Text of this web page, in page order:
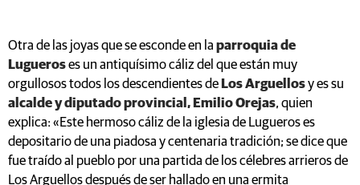
Otra de las joyas que se esconde en la parroquia de
Lugueroses un antiquísimo cáliz del que están muy
orgullosos todos los descendientes de Los Arguellosy es su
alcalde y diputado provincial, Emilio Orejas, quien
explica: «Este hermoso cáliz de la iglesia de Lugueros es
depositario de una piadosa y centenaria tradición; se dice que
fue traído al pueblo por una partida de los célebres arrieros de
Los Arguellos después de ser hallado en una ermita